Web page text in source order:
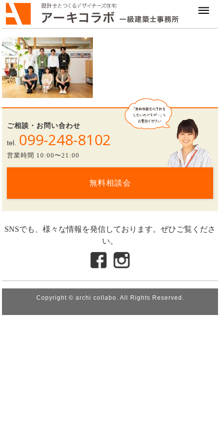
ご相談・お問い合わせ
tel. 099-248-8102
営業時間 10:00〜21:00
無料相談会
SNSでも、様々な情報を発信しております。ぜひご覧くださ
い。
Copyright © archi collabo. All Rights Reserved.